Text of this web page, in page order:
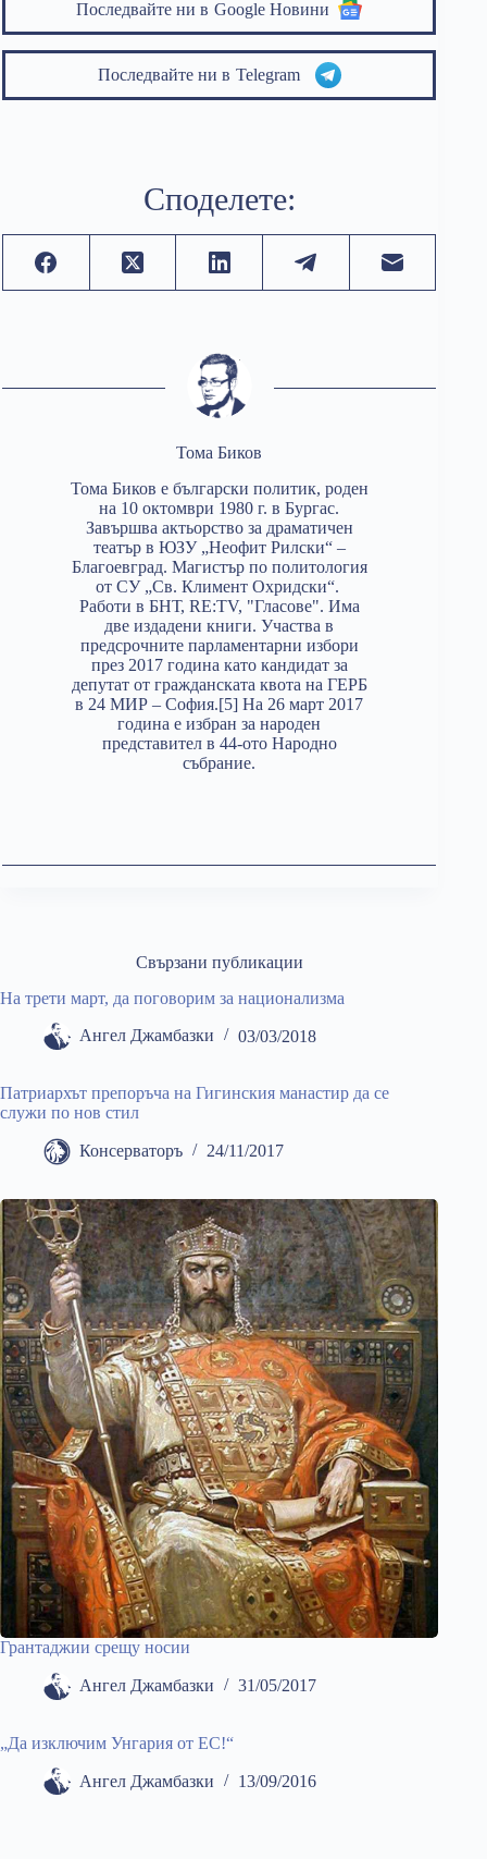
Последвайте ни в Google Новини
Последвайте ни в Telegram
Споделете:
Тома Биков
Тома Биков e български политик, роден
на 10 октомври 1980 г. в Бургас.
Завършва актьорство за драматичен
театър в ЮЗУ „Неофит Рилски“ –
Благоевград. Магистър по политология
от СУ „Св. Климент Охридски“.
Работи в БНТ, RE:TV, "Гласове". Има
две издадени книги. Участва в
предсрочните парламентарни избори
през 2017 година като кандидат за
депутат от гражданската квота на ГЕРБ
в 24 МИР – София.[5] На 26 март 2017
година е избран за народен
представител в 44-ото Народно
събрание.
Свързани публикации
На трети март, да поговорим за национализма
Ангел Джамбазки 03/03/2018
Патриархът препоръча на Гигинския манастир да се
служи по нов стил
Консерваторъ 24/11/2017
Грантаджии срещу носии
Ангел Джамбазки 31/05/2017
„Да изключим Унгария от ЕС!“
Ангел Джамбазки 13/09/2016